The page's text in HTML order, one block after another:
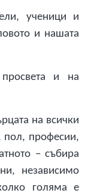
ученици и
и нашата
просвета и на
на всички
пол, професии,
– събира
независимо
голяма е